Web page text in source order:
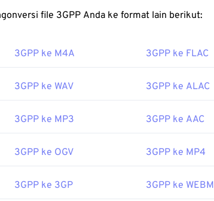
FreeConvert.com dapat mengonversi file 3GPP Anda ke format lain berikut:
3GPP ke M4A 3GPP ke FLAC
3GPP ke WAV 3GPP ke ALAC
3GPP ke MP3 3GPP ke AAC
3GPP ke OGV 3GPP ke MP4
3GPP ke 3GP 3GPP ke WEBM